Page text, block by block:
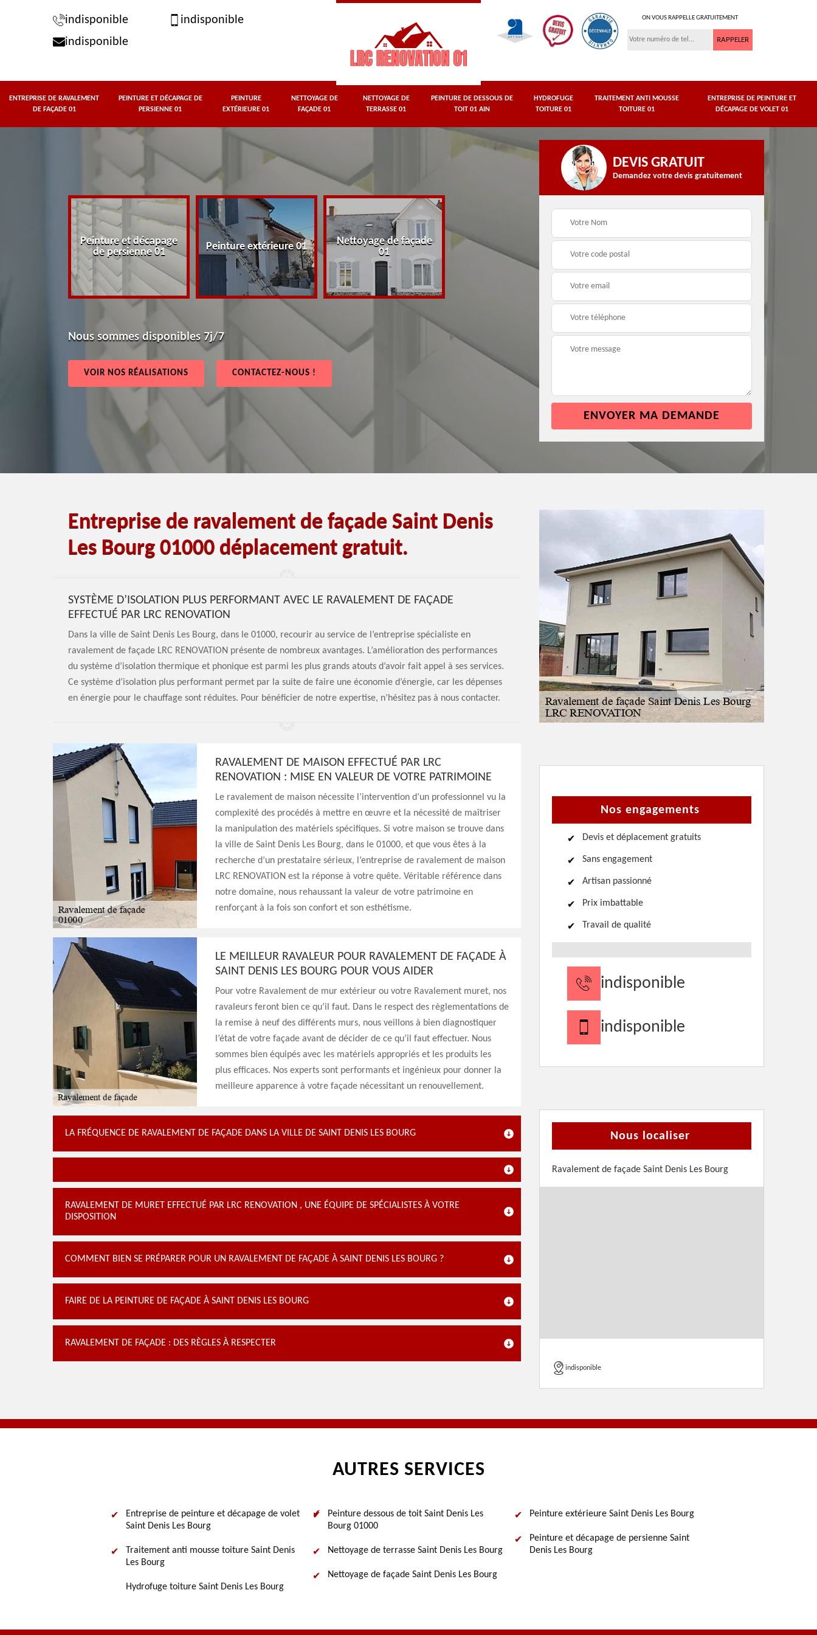
indisponible
indisponible
indisponible
ON VOUS RAPPELLE GRATUITEMENT
ENTREPRISE DE RAVALEMENT
DE FAÇADE 01
PEINTURE ET DÉCAPAGE DE
PERSIENNE 01
PEINTURE
EXTÉRIEURE 01
NETTOYAGE DE
FAÇADE 01
NETTOYAGE DE
TERRASSE 01
PEINTURE DE DESSOUS DE
TOIT 01 AIN
HYDROFUGE
TOITURE 01
TRAITEMENT ANTI MOUSSE
TOITURE 01
ENTREPRISE DE PEINTURE ET
DÉCAPAGE DE VOLET 01
Peinture et décapage
de persienne 01
Peinture extérieure 01
Nettoyage de façade
01
Nettoyage de terrasse
01
Peinture de dessous
de toit 01 Ain
Hydrofuge toiture 01
Nous sommes disponibles 7j/7
VOIR NOS RÉALISATIONS CONTACTEZ-NOUS !
DEVIS GRATUIT
Demandez votre devis gratuitement
Entreprise de ravalement de façade Saint Denis
Les Bourg 01000 déplacement gratuit.
SYSTÈME D’ISOLATION PLUS PERFORMANT AVEC LE RAVALEMENT DE FAÇADE
EFFECTUÉ PAR LRC RENOVATION
Dans la ville de Saint Denis Les Bourg, dans le 01000, recourir au service de l’entreprise spécialiste en
ravalement de façade LRC RENOVATION présente de nombreux avantages. L’amélioration des performances
du système d’isolation thermique et phonique est parmi les plus grands atouts d’avoir fait appel à ses services.
Ce système d’isolation plus performant permet par la suite de faire une économie d’énergie, car les dépenses
en énergie pour le chauffage sont réduites. Pour bénéficier de notre expertise, n’hésitez pas à nous contacter.
RAVALEMENT DE MAISON EFFECTUÉ PAR LRC
RENOVATION : MISE EN VALEUR DE VOTRE PATRIMOINE
Le ravalement de maison nécessite l’intervention d’un professionnel vu la
complexité des procédés à mettre en œuvre et la nécessité de maîtriser
la manipulation des matériels spécifiques. Si votre maison se trouve dans
la ville de Saint Denis Les Bourg, dans le 01000, et que vous êtes à la
recherche d’un prestataire sérieux, l’entreprise de ravalement de maison
LRC RENOVATION est la réponse à votre quête. Véritable référence dans
notre domaine, nous rehaussant la valeur de votre patrimoine en
renforçant à la fois son confort et son esthétisme.
LE MEILLEUR RAVALEUR POUR RAVALEMENT DE FAÇADE À
SAINT DENIS LES BOURG POUR VOUS AIDER
Pour votre Ravalement de mur extérieur ou votre Ravalement muret, nos
ravaleurs feront bien ce qu’il faut. Dans le respect des règlementations de
la remise à neuf des différents murs, nous veillons à bien diagnostiquer
l’état de votre façade avant de décider de ce qu’il faut effectuer. Nous
sommes bien équipés avec les matériels appropriés et les produits les
plus efficaces. Nos experts sont performants et ingénieux pour donner la
meilleure apparence à votre façade nécessitant un renouvellement.
LA FRÉQUENCE DE RAVALEMENT DE FAÇADE DANS LA VILLE DE SAINT DENIS LES BOURG
RAVALEMENT DE MURET EFFECTUÉ PAR LRC RENOVATION , UNE ÉQUIPE DE SPÉCIALISTES À VOTRE
DISPOSITION
COMMENT BIEN SE PRÉPARER POUR UN RAVALEMENT DE FAÇADE À SAINT DENIS LES BOURG ?
FAIRE DE LA PEINTURE DE FAÇADE À SAINT DENIS LES BOURG
RAVALEMENT DE FAÇADE : DES RÈGLES À RESPECTER
Nos engagements
Devis et déplacement gratuits
Sans engagement
Artisan passionné
Prix imbattable
Travail de qualité
indisponible
indisponible
Nous localiser
Ravalement de façade Saint Denis Les Bourg
indisponible
AUTRES SERVICES
Entreprise de peinture et décapage de volet
Saint Denis Les Bourg
Traitement anti mousse toiture Saint Denis
Les Bourg
Hydrofuge toiture Saint Denis Les Bourg
Peinture dessous de toit Saint Denis Les
Bourg 01000
Nettoyage de terrasse Saint Denis Les Bourg
Nettoyage de façade Saint Denis Les Bourg
Peinture extérieure Saint Denis Les Bourg
Peinture et décapage de persienne Saint
Denis Les Bourg